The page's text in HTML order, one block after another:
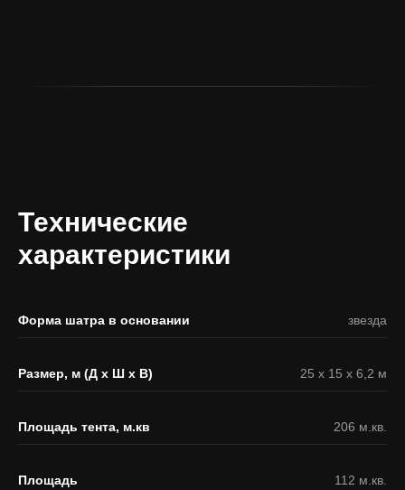
Технические
характеристики
Форма шатра в основании звезда
Размер, м (Д х Ш х В) 25 х 15 х 6,2 м
Площадь тента, м.кв 206 м.кв.
Площадь 112 м.кв.